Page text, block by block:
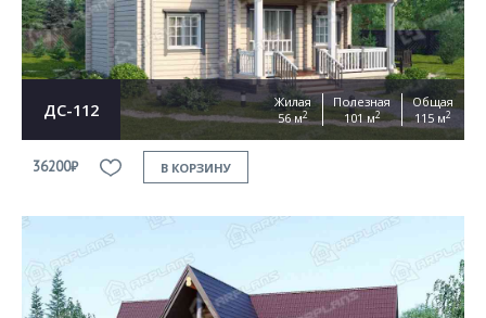
ДС-112
Жилая
56 м2
Полезная
101 м2
Общая
115 м2
36200₽ В КОРЗИНУ